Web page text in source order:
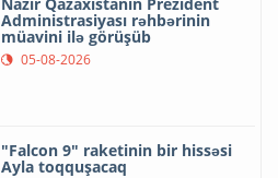
Nazir Qazaxıstanın Prezident
Administrasiyası rəhbərinin
müavini ilə görüşüb
05-08-2026
"Falcon 9" raketinin bir hissəsi
Ayla toqquşacaq